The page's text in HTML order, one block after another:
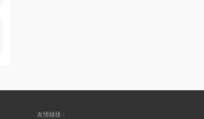
友情鏈接：